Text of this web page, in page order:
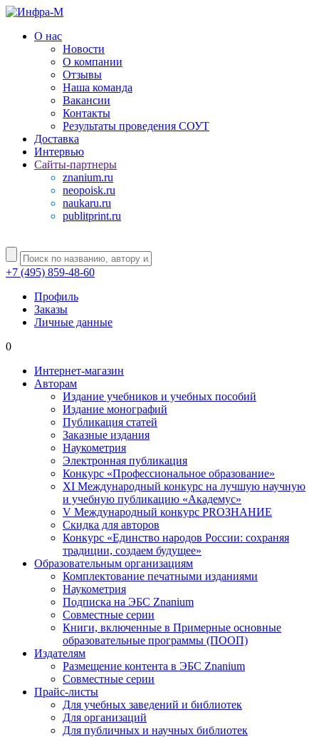
О нас
Новости
О компании
Отзывы
Наша команда
Вакансии
Контакты
Результаты проведения СОУТ
Доставка
Интервью
Сайты-партнеры
znanium.ru
neopoisk.ru
naukaru.ru
publitprint.ru
+7 (495) 859-48-60
Профиль
Заказы
Личные данные
0
Интернет-магазин
Авторам
Издание учебников и учебных пособий
Издание монографий
Публикация статей
Заказные издания
Наукометрия
Электронная публикация
Конкурс «Профессиональное образование»
XI Международный конкурс на лучшую научную
и учебную публикацию «Академус»
V Международный конкурс PROЗНАНИЕ
Скидка для авторов
Конкурс «Единство народов России: сохраняя
традиции, создаем будущее»
Образовательным организациям
Комплектование печатными изданиями
Наукометрия
Подписка на ЭБС Znanium
Совместные серии
Книги, включенные в Примерные основные
образовательные программы (ПООП)
Издателям
Размещение контента в ЭБС Znanium
Совместные серии
Прайс-листы
Для учебных заведений и библиотек
Для организаций
Для публичных и научных библиотек